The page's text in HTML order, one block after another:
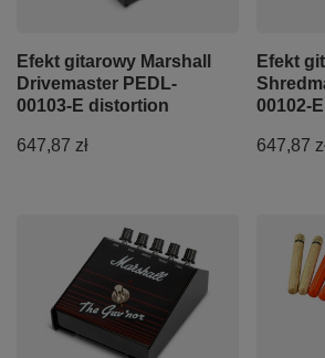
Efekt gitarowy Marshall
Drivemaster PEDL-
00103-E distortion
647,87 zł
Efekt
00102-
647,87